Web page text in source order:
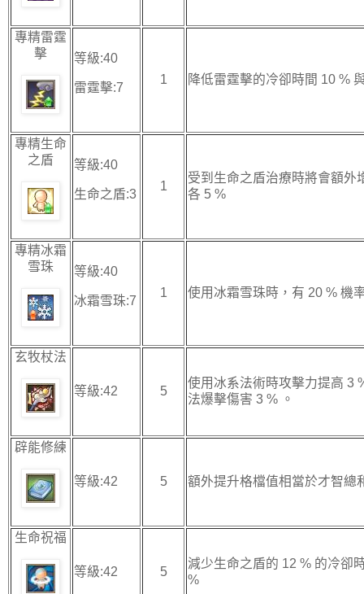
專精雷霆
擊
等級:40
雷霆擊:7
1 降低雷霆擊的冷卻時間 10 %
專精生命
之盾
等級:40
生命之盾:3
1
受到生命之盾治療時將會額外
各 5 %
專精冰霜
雪珠
等級:40
冰霜雪珠:7
1 使用冰霜雪珠時，有 20 % 機
玄牧杖法
等級:42 5
使用冰系法術時攻擊力提高 3
法爆擊傷害 3 % 。
辟能修練
等級:42 5 額外提升格檔值相當於才智總
生命祝福
等級:42 5
減少生命之盾的 12 % 的冷卻
%